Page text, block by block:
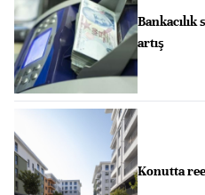
artış
Konutta